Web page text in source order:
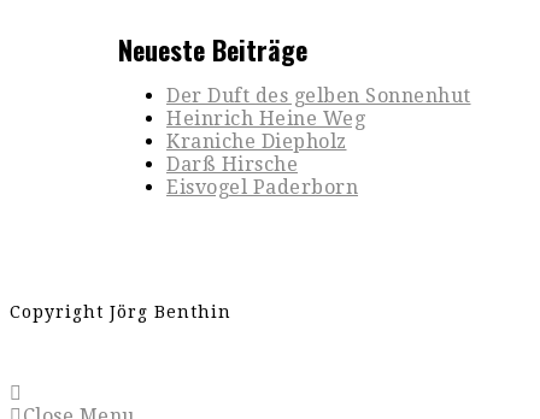
Neueste Beiträge
Der Duft des gelben Sonnenhut
Heinrich Heine Weg
Kraniche Diepholz
Darß Hirsche
Eisvogel Paderborn
Copyright Jörg Benthin